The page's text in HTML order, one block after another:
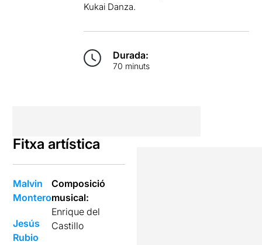
Kukai Danza.
Durada:
70 minuts
Fitxa artística
Malvin
Montero
Jesús
Rubio
Composició
musical:
Enrique del
Castillo